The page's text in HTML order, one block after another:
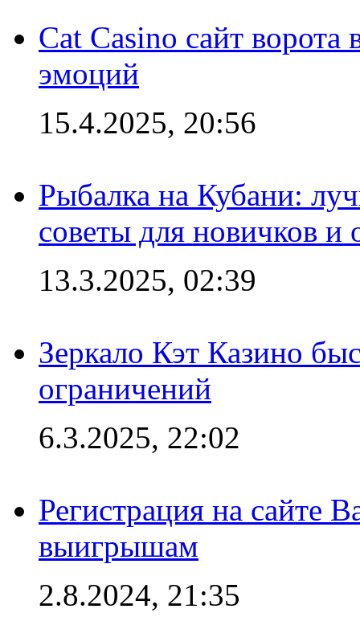
Cat Casino сайт
эмоций
15.4.2025, 20:56
Рыбалка на Кубани:
советы для новичков
13.3.2025, 02:39
Зеркало Кэт Казино
ограничений
6.3.2025, 22:02
Регистрация на сайте
выигрышам
2.8.2024, 21:35